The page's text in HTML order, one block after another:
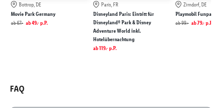
Bottrop, DE
Movie Park Germany
ab67.- ab49.- p.P.
Paris, FR
Disneyland Paris: Eintritt für
Disneyland® Park & Disney
Adventure World inkl.
Hotelübernachtung
ab119.- p.P.
Zirndorf, DE
Playmobil Funpark
ab99.- ab79.- p.P.
FAQ